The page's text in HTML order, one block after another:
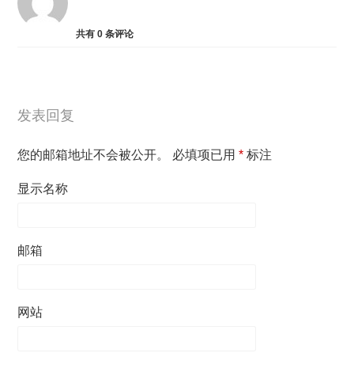
共有0 条评论
发表回复
您的邮箱地址不会被公开。 必填项已用* 标注
显示名称
邮箱
网站